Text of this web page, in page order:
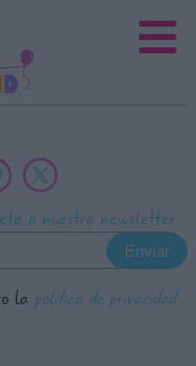
a nuestra newsletter
la política de privacidad